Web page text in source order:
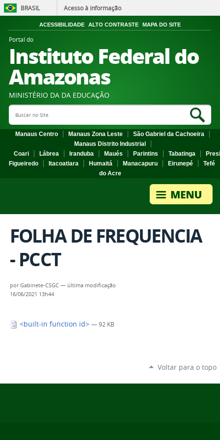
BRASIL Acesso à informação
ACESSIBILIDADE ALTO CONTRASTE MAPA DO SITE
Portal do
Instituto Federal do
Amazonas
MINISTÉRIO DA DA EDUCAÇÃO
Search Site
Manaus Centro Manaus Zona Leste
São Gabriel da Cachoeira
Manaus Distrito Industrial
Coari
Lábrea Iranduba Maués Parintins Tabatinga
Figueiredo
Itacoatiara Humaitá Manacapuru Eirunepé
Tefé
do Acre
FOLHA DE FREQUENCIA
- PCCT
porGabinete-CSGC — última modificação
16/06/2021 13h44
<built-in function id> — 92 KB
Voltar para o topo